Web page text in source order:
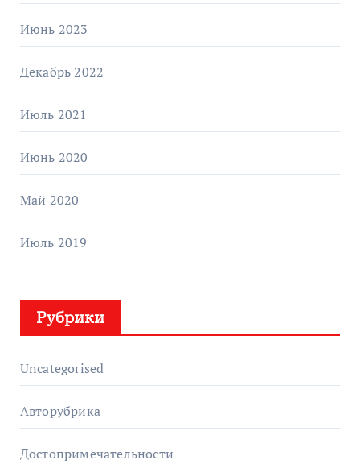
Июнь 2023
Декабрь 2022
Июль 2021
Июнь 2020
Май 2020
Июль 2019
Рубрики
Uncategorised
Авторубрика
Достопримечательности